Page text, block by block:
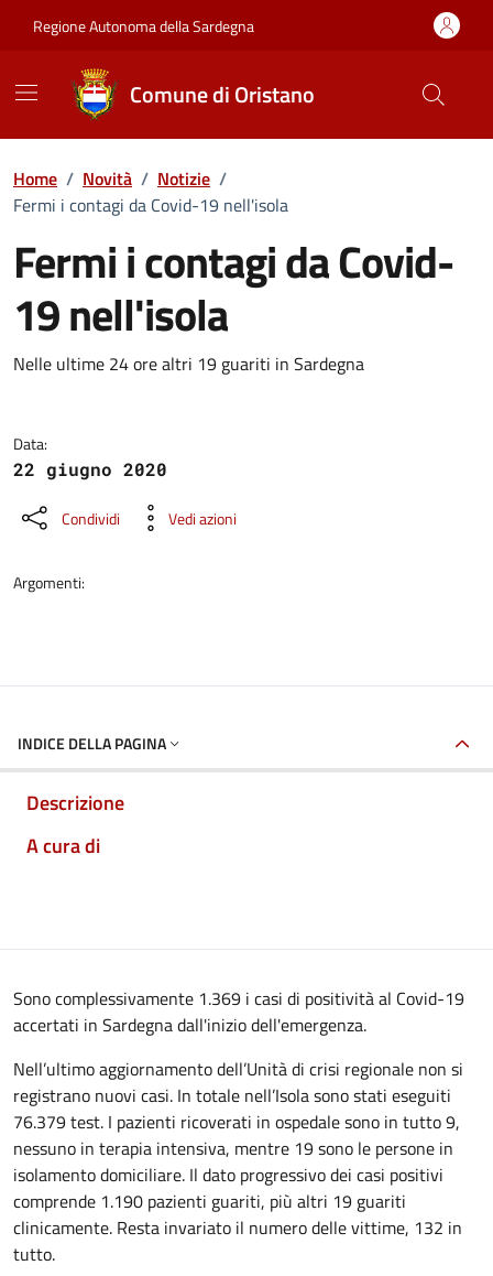
Regione Autonoma della Sardegna
Comune di Oristano
Home / Novità / Notizie /
Fermi i contagi da Covid-19 nell'isola
Fermi i contagi da Covid-
19 nell'isola
Dettagli della notizia
Nelle ultime 24 ore altri 19 guariti in Sardegna
Data:
22 giugno 2020
Condividi Vedi azioni
Argomenti:
INDICE DELLA PAGINA
Descrizione
A cura di
Sono complessivamente 1.369 i casi di positività al Covid-19
accertati in Sardegna dall'inizio dell'emergenza.
Nell’ultimo aggiornamento dell’Unità di crisi regionale non si
registrano nuovi casi. In totale nell’Isola sono stati eseguiti
76.379 test. I pazienti ricoverati in ospedale sono in tutto 9,
nessuno in terapia intensiva, mentre 19 sono le persone in
isolamento domiciliare. Il dato progressivo dei casi positivi
comprende 1.190 pazienti guariti, più altri 19 guariti
clinicamente. Resta invariato il numero delle vittime, 132 in
tutto.